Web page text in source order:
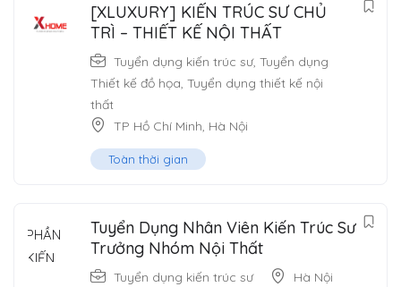
[XLUXURY] KIẾN TRÚC SƯ CHỦ
TRÌ – THIẾT KẾ NỘI THẤT
Tuyển dụng kiến trúc sư, Tuyển dụng
Thiết kế đồ họa, Tuyển dụng thiết kế nội
thất
TP Hồ Chí Minh, Hà Nội
Toàn thời gian
Tuyển Dụng Nhân Viên Kiến Trúc Sư
Trưởng Nhóm Nội Thất
Tuyển dụng kiến trúc sư
Hà Nội